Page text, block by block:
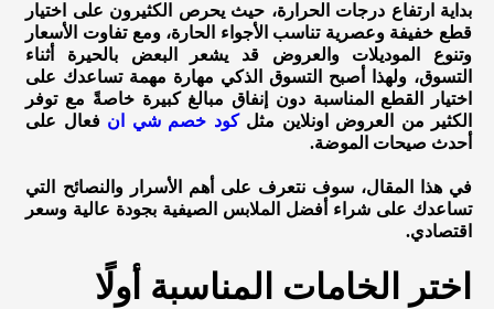
بداية ارتفاع درجات الحرارة، حيث يحرص الكثيرون على اختيار
قطع خفيفة وعصرية تناسب الأجواء الحارة، ومع تفاوت الأسعار
وتنوع الموديلات والعروض قد يشعر البعض بالحيرة أثناء
التسوق، ولهذا أصبح التسوق الذكي مهارة مهمة تساعدك على
اختيار القطع المناسبة دون إنفاق مبالغ كبيرة خاصةً مع توفر
الكثير من العروض اونلاين مثلكود خصم شي ان فعال على
أحدث صيحات الموضة.
في هذا المقال، سوف نتعرف على أهم الأسرار والنصائح التي
تساعدك على شراء أفضل الملابس الصيفية بجودة عالية وسعر
اقتصادي.
اختر الخامات المناسبة أولًا